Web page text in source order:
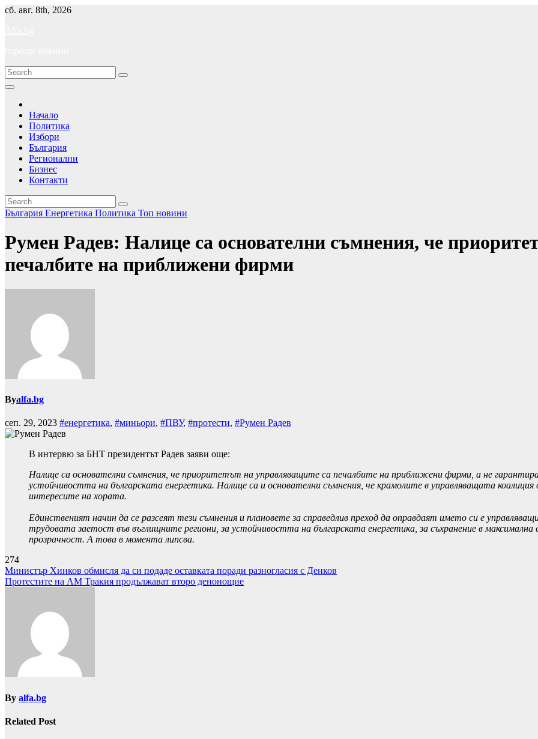
Skip
сб. авг. 8th, 2026
Начало
Политика
Избори
България
Регионални
Бизнес
Контакти
България Енергетика Политика Топ новини
Румен Радев: Налице са основателни съмнения, че
печалбите на приближени фирми
Byalfa.bg
сеп. 29, 2023 #енергетика, #миньори, #ПВУ, #протести, #Румен Радев
В интервю за БНТ президентът Радев заяви още:
Налице са основателни съмнения, че приоритетът на управляващите са печалбите на приближени фирми, а не
устойчивостта на българската енергетика. Налице са и основателни съмнения, че крамолите в управляващата
интересите на хората.
Единственият начин да се разсеят тези съмнения и плановете за справедлив преход да оправдаят името си е
трудовата заетост във въглищните региони, за устойчивостта на българската енергетика, за съхранение в
прозрачност. А това в момента липсва.
274
Навигация
Министър Хинков обмисля да си подаде оставката поради разногласия с Денков
Протестите на АМ Тракия продължават второ денонощие
By alfa.bg
Related Post